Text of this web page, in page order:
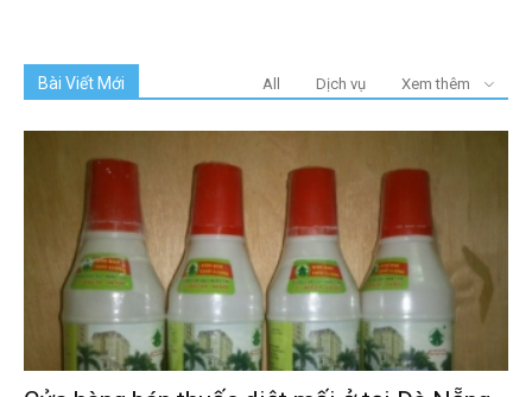
Bài Viết Mới All Dịch vụ Xem thêm